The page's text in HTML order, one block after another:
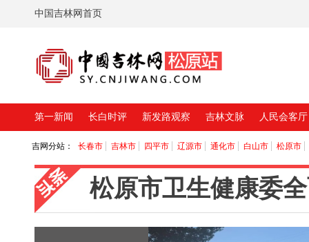
中国吉林网首页
第一新闻 长白时评 新发路观察 吉林文脉 人民会客厅
松原市卫生健康委